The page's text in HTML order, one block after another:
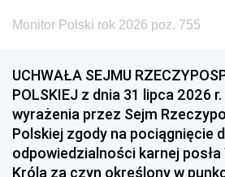
1996 1995
1993 1992
1990 1989
1987 1986
Monitor Polski rok 2026 poz. 755
UCHWAŁA SEJMU
POLSKIEJ z dnia 31 lipca 2026
wyrażenia przez Sejm
Polskiej zgody na pociągnięcie
odpowiedzialności karnej
Króla za czyn określony w